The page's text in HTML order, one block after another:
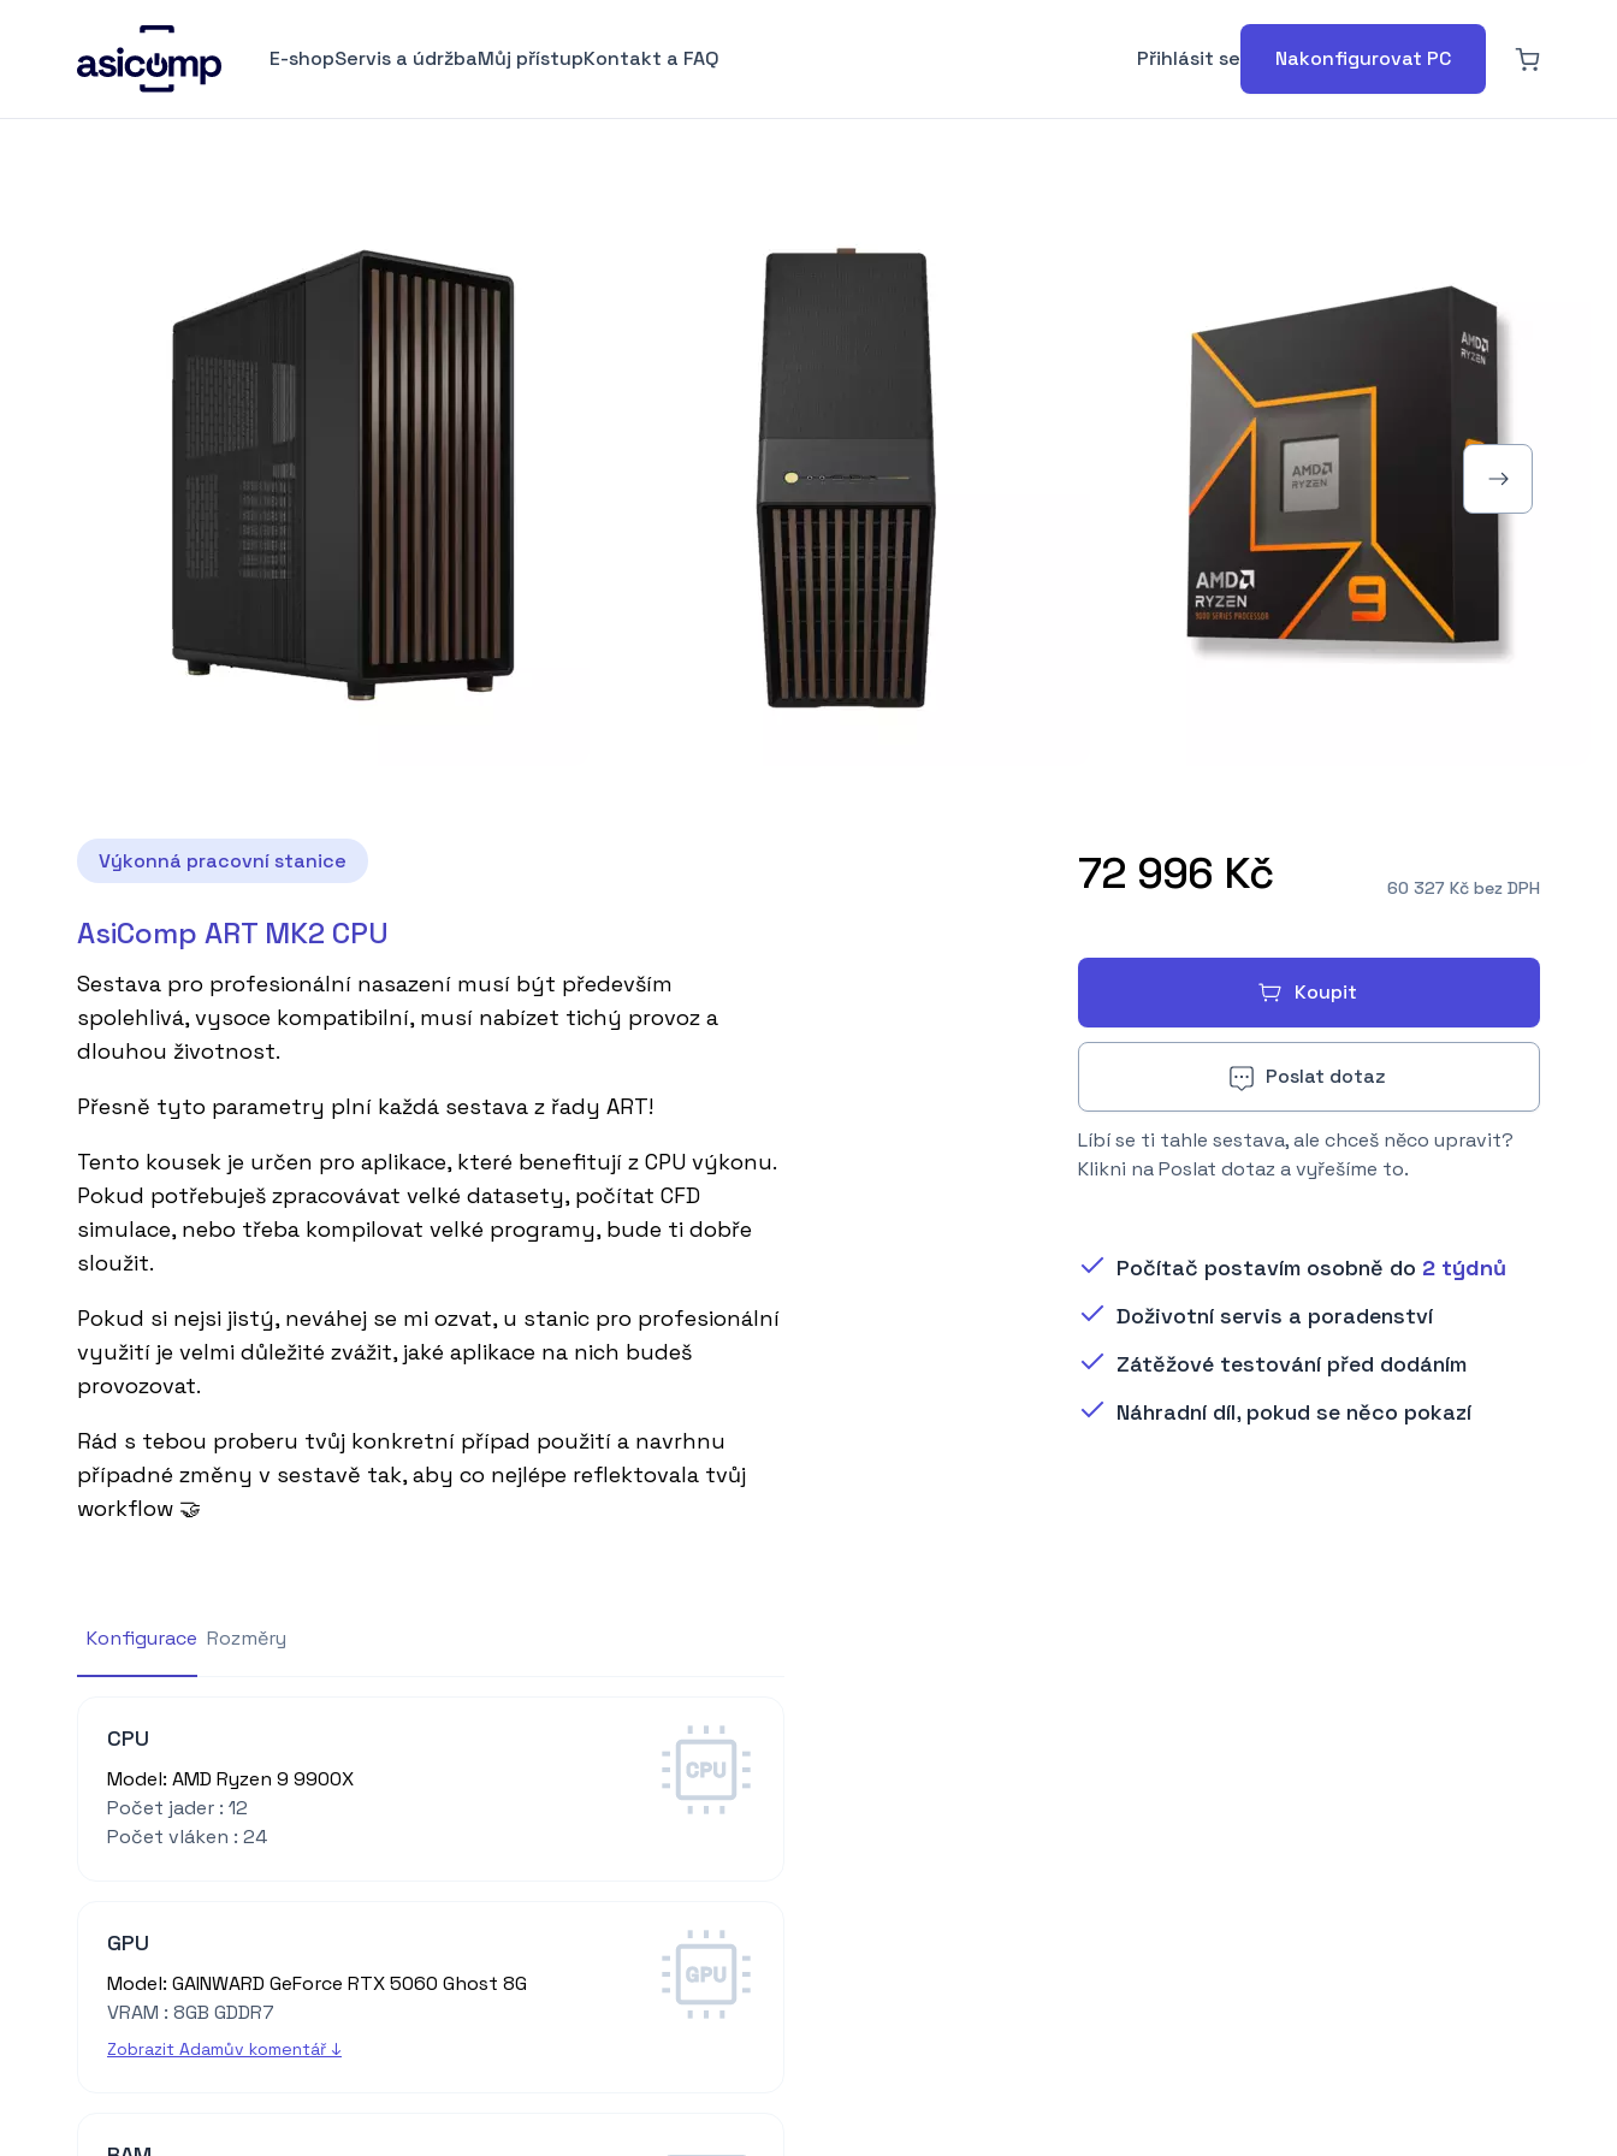
E-shopServis a údržbaMůj přístupKontakt a FAQ Přihlásit se Nakonfigurovat PC
Výkonná pracovní stanice
AsiComp ART MK2 CPU
Sestava pro profesionální nasazení musí být především
spolehlivá, vysoce kompatibilní, musí nabízet tichý provoz a
dlouhou životnost.
Přesně tyto parametry plní každá sestava z řady ART!
Tento kousek je určen pro aplikace, které benefitují z CPU výkonu.
Pokud potřebuješ zpracovávat velké datasety, počítat CFD
simulace, nebo třeba kompilovat velké programy, bude ti dobře
sloužit.
Pokud si nejsi jistý, neváhej se mi ozvat, u stanic pro profesionální
využití je velmi důležité zvážit, jaké aplikace na nich budeš
provozovat.
Rád s tebou proberu tvůj konkretní případ použití a navrhnu
případné změny v sestavě tak, aby co nejlépe reflektovala tvůj
workflow 🤝
Konfigurace Rozměry
CPU
Model: AMD Ryzen 9 9900X
Počet jader : 12
Počet vláken : 24
GPU
Model: GAINWARD GeForce RTX 5060 Ghost 8G
VRAM : 8GB GDDR7
Zobrazit Adamův komentář ↓
72 996 Kč 60 327 Kč bez DPH
Koupit
Poslat dotaz
Líbí se ti tahle sestava, ale chceš něco upravit?
Klikni na Poslat dotaz a vyřešíme to.
Počítač postavím osobně do 2 týdnů
Doživotní servis a poradenství
Zátěžové testování před dodáním
Náhradní díl, pokud se něco pokazí